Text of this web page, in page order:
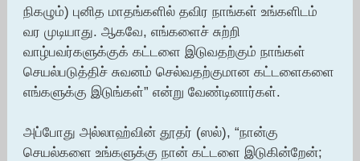
நிகழும்) புனித மாதங்களில் தவிர நாங்கள் உங்களிடம்
வர முடியாது. ஆகவே, எங்களைச் சுற்றி
வாழ்பவர்களுக்குக் கட்டளை இடுவதற்கும் நாங்கள்
செயல்படுத்திச் சுவனம் செல்வதற்குமான கட்டளைகளை
எங்களுக்கு இடுங்கள்” என்று வேண்டினார்கள்.
அப்போது அல்லாஹ்வின் தூதர் (ஸல்), “நான்கு
செயல்களை உங்களுக்கு நான் கட்டளை இடுகின்றேன்;